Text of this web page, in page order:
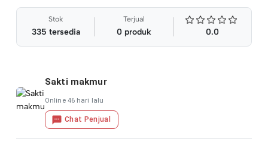
Stok
335 tersedia
Terjual
0 produk 0.0
Sakti makmur
Online 46 hari lalu
Chat Penjual